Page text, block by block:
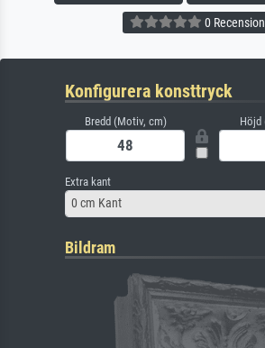
0
Konfigurera konsttryck
Bredd (Motiv, cm) Höjd
Extra kant
0 cm Kant
Bildram